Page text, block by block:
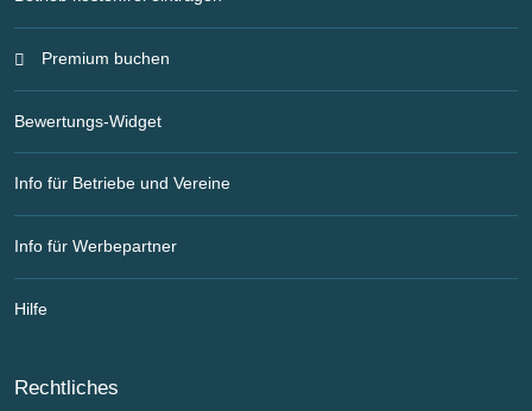
Premium buchen
Bewertungs-Widget
Info für Betriebe und Vereine
Info für Werbepartner
Hilfe
Rechtliches